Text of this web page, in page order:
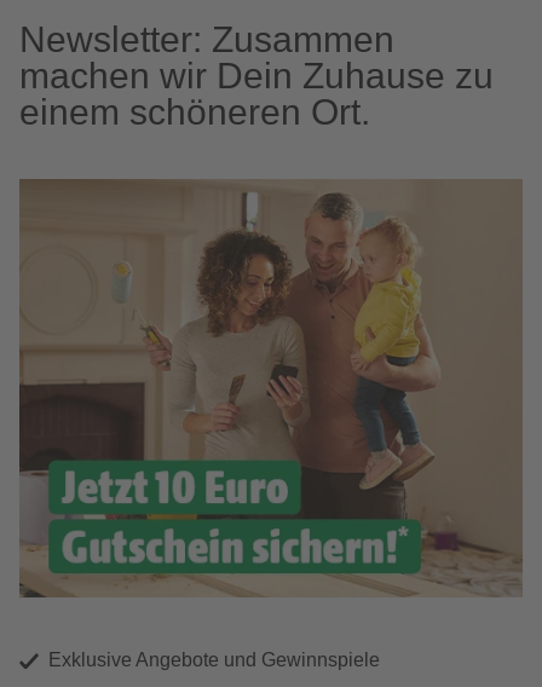
Newsletter: Zusammen
machen wir Dein Zuhause zu
einem schöneren Ort.
Exklusive Angebote und Gewinnspiele